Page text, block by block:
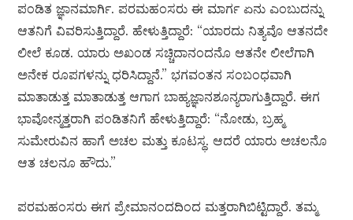
ಪಂಡಿತ ಜ್ಞಾನಮಾರ್ಗಿ. ಪರಮಹಂಸರು ಈ ಮಾರ್ಗ ಏನು ಎಂಬುದನ್ನು
ಆತನಿಗೆ ವಿವರಿಸುತ್ತಿದ್ದಾರೆ. ಹೇಳುತ್ತಿದ್ದಾರೆ: “ಯಾರದು ನಿತ್ಯವೊ ಆತನದೇ
ಲೀಲೆ ಕೂಡ. ಯಾರು ಅಖಂಡ ಸಚ್ಚಿದಾನಂದನೊ ಆತನೇ ಲೀಲೆಗಾಗಿ
ಅನೇಕ ರೂಪಗಳನ್ನು ಧರಿಸಿದ್ದಾನೆ.” ಭಗವಂತನ ಸಂಬಂಧವಾಗಿ
ಮಾತಾಡುತ್ತ ಮಾತಾಡುತ್ತ ಆಗಾಗ ಬಾಹ್ಯಜ್ಞಾನಶೂನ್ಯರಾಗುತ್ತಿದ್ದಾರೆ. ಈಗ
ಭಾವೋನ್ಮತ್ತರಾಗಿ ಪಂಡಿತನಿಗೆ ಹೇಳುತ್ತಿದ್ದಾರೆ: “ನೋಡು, ಬ್ರಹ್ಮ
ಸುಮೇರುವಿನ ಹಾಗೆ ಅಚಲ ಮತ್ತು ಕೂಟಸ್ಥ. ಆದರೆ ಯಾರು ಅಚಲನೊ
ಆತ ಚಲನೂ ಹೌದು.”
ಪರಮಹಂಸರು ಈಗ ಪ್ರೇಮಾನಂದದಿಂದ ಮತ್ತರಾಗಿಬಿಟ್ಟಿದ್ದಾರೆ. ತಮ್ಮ